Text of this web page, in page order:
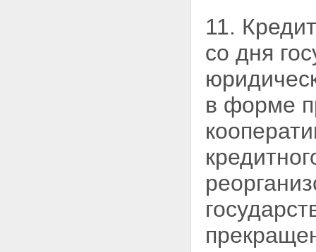
11.
со дня
в форме